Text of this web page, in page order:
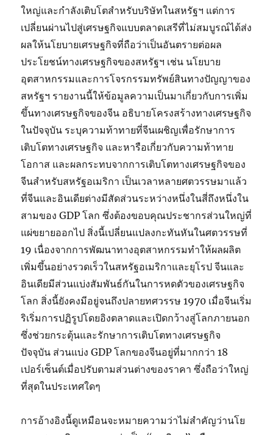
ใหญ่และกำลังเติบโตสำหรับบริษัทในสหรัฐฯ แต่การ
เปลี่ยนผ่านไปสู่เศรษฐกิจแบบตลาดเสรีที่ไม่สมบูรณ์ได้ส่ง
ผลให้นโยบายเศรษฐกิจที่ถือว่าเป็นอันตรายต่อผล
ประโยชน์ทางเศรษฐกิจของสหรัฐฯ เช่น นโยบาย
อุตสาหกรรมและการโจรกรรมทรัพย์สินทางปัญญาของ
สหรัฐฯ รายงานนี้ให้ข้อมูลความเป็นมาเกี่ยวกับการเพิ่ม
ขึ้นทางเศรษฐกิจของจีน อธิบายโครงสร้างทางเศรษฐกิจ
ในปัจจุบัน ระบุความท้าทายที่จีนเผชิญเพื่อรักษาการ
เติบโตทางเศรษฐกิจ และหารือเกี่ยวกับความท้าทาย
โอกาส และผลกระทบจากการเติบโตทางเศรษฐกิจของ
จีนสำหรับสหรัฐอเมริกา เป็นเวลาหลายศตวรรษมาแล้ว
ที่จีนและอินเดียต่างมีสัดส่วนระหว่างหนึ่งในสี่ถึงหนึ่งใน
สามของ GDP โลก ซึ่งต้องขอบคุณประชากรส่วนใหญ่ที่
แผ่ขยายออกไป สิ่งนี้เปลี่ยนแปลงกะทันหันในศตวรรษที่
19 เนื่องจากการพัฒนาทางอุตสาหกรรมทำให้ผลผลิต
เพิ่มขึ้นอย่างรวดเร็วในสหรัฐอเมริกาและยุโรป จีนและ
อินเดียมีส่วนแบ่งสัมพันธ์กันในการหดตัวของเศรษฐกิจ
โลก สิ่งนี้ยังคงมีอยู่จนถึงปลายทศวรรษ 1970 เมื่อจีนเริ่ม
ริเริ่มการปฏิรูปโดยอิงตลาดและเปิดกว้างสู่โลกภายนอก
ซึ่งช่วยกระตุ้นและรักษาการเติบโตทางเศรษฐกิจ
ปัจจุบัน ส่วนแบ่ง GDP โลกของจีนอยู่ที่มากกว่า 18
เปอร์เซ็นต์เมื่อปรับตามส่วนต่างของราคา ซึ่งถือว่าใหญ่
ที่สุดในประเทศใดๆ
การอ้างอิงนี้ดูเหมือนจะหมายความว่าไม่สำคัญว่านโย